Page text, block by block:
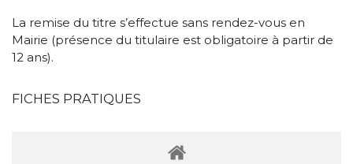
La remise du titre s’effectue sans rendez-vous en
Mairie (présence du titulaire est obligatoire à partir de
12 ans).
FICHES PRATIQUES